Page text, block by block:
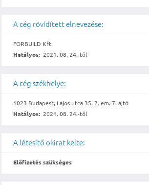
A cég rövidített elnevezése:
FORBUILD Kft.
Hatályos: 2021. 08. 24.-től
A cég székhelye:
1023 Budapest, Lajos utca 35. 2. em. 7. ajtó
Hatályos: 2021. 08. 24.-től
A létesítő okirat kelte:
Előfizetés szükséges